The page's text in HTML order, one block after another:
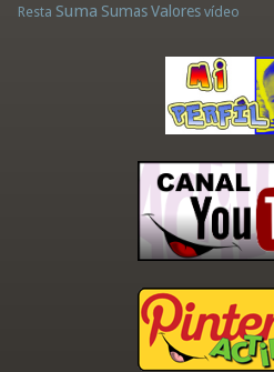
Resta Suma Sumas Valores vídeo